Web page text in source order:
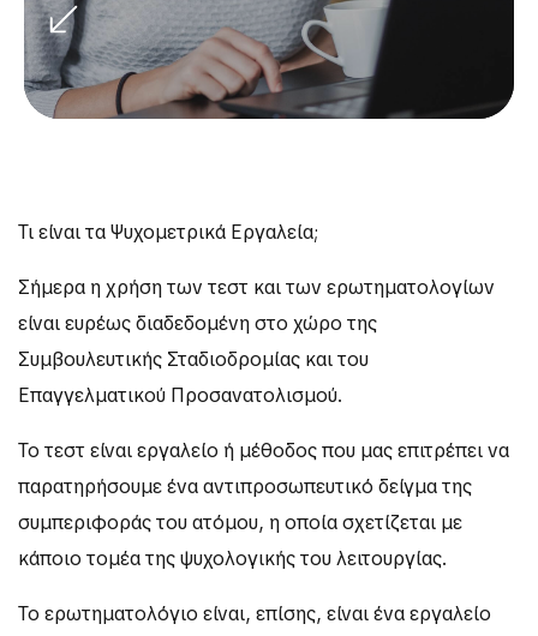
Τι είναι τα Ψυχομετρικά Εργαλεία;
Σήμερα η χρήση των τεστ και των ερωτηματολογίων
είναι ευρέως διαδεδομένη στο χώρο της
Συμβουλευτικής Σταδιοδρομίας και του
Επαγγελματικού Προσανατολισμού.
Το τεστ είναι εργαλείο ή μέθοδος που μας επιτρέπει να
παρατηρήσουμε ένα αντιπροσωπευτικό δείγμα της
συμπεριφοράς του ατόμου, η οποία σχετίζεται με
κάποιο τομέα της ψυχολογικής του λειτουργίας.
Το ερωτηματολόγιο είναι, επίσης, είναι ένα εργαλείο